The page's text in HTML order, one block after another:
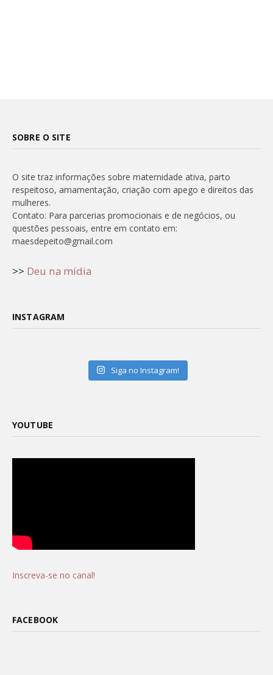
SOBRE O SITE
O site traz informações sobre maternidade ativa, parto
respeitoso, amamentação, criação com apego e direitos das
mulheres.
Contato: Para parcerias promocionais e de negócios, ou
questões pessoais, entre em contato em:
maesdepeito@gmail.com
>> Deu na mídia
INSTAGRAM
Siga no Instagram!
YOUTUBE
Inscreva-se no canal!
FACEBOOK